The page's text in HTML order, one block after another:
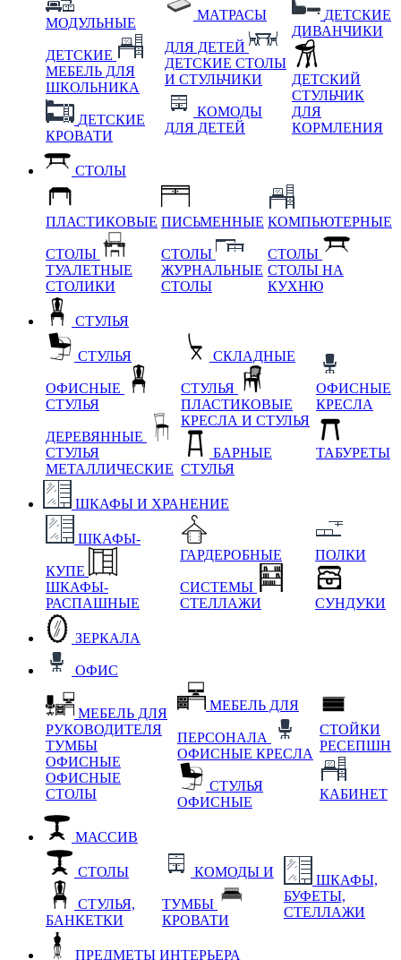
МОДУЛЬНЫЕ
ДЕТСКИЕ
МЕБЕЛЬ ДЛЯ
ШКОЛЬНИКА
ДЕТСКИЕ
КРОВАТИ
МАТРАСЫ
ДЛЯ ДЕТЕЙ
ДЕТСКИЕ СТОЛЫ
И СТУЛЬЧИКИ
КОМОДЫ
ДЛЯ ДЕТЕЙ
ДЕТСКИЕ
ДИВАНЧИКИ
ДЕТСКИЙ
СТУЛЬЧИК
ДЛЯ
КОРМЛЕНИЯ
СТОЛЫ
ПЛАСТИКОВЫЕ
СТОЛЫ
ТУАЛЕТНЫЕ
СТОЛИКИ
ПИСЬМЕННЫЕ
СТОЛЫ
ЖУРНАЛЬНЫЕ
СТОЛЫ
КОМПЬЮТЕРНЫЕ
СТОЛЫ
СТОЛЫ НА
КУХНЮ
СТУЛЬЯ
СТУЛЬЯ
ОФИСНЫЕ
СТУЛЬЯ
ДЕРЕВЯННЫЕ
СТУЛЬЯ
МЕТАЛЛИЧЕСКИЕ
СКЛАДНЫЕ
СТУЛЬЯ
ПЛАСТИКОВЫЕ
КРЕСЛА И СТУЛЬЯ
БАРНЫЕ
СТУЛЬЯ
ОФИСНЫЕ
КРЕСЛА
ТАБУРЕТЫ
ШКАФЫ И ХРАНЕНИЕ
ШКАФЫ-
КУПЕ
ШКАФЫ-
РАСПАШНЫЕ
ГАРДЕРОБНЫЕ
СИСТЕМЫ
СТЕЛЛАЖИ
ПОЛКИ
СУНДУКИ
ЗЕРКАЛА
ОФИС
МЕБЕЛЬ ДЛЯ
РУКОВОДИТЕЛЯ
ТУМБЫ
ОФИСНЫЕ
ОФИСНЫЕ
СТОЛЫ
МЕБЕЛЬ ДЛЯ
ПЕРСОНАЛА
ОФИСНЫЕ КРЕСЛА
СТУЛЬЯ
ОФИСНЫЕ
СТОЙКИ
РЕСЕПШН
КАБИНЕТ
МАССИВ
СТОЛЫ
СТУЛЬЯ,
БАНКЕТКИ
КОМОДЫ И
ТУМБЫ
КРОВАТИ
ШКАФЫ,
БУФЕТЫ,
СТЕЛЛАЖИ
ПРЕДМЕТЫ ИНТЕРЬЕРА